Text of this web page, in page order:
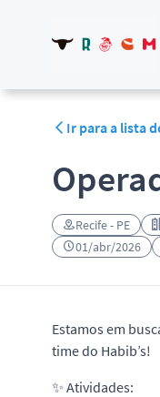
Ir para a lista
Recife - PE
01/abr/2026
Estamos em
time do Habib’s!
✨ Atividades: